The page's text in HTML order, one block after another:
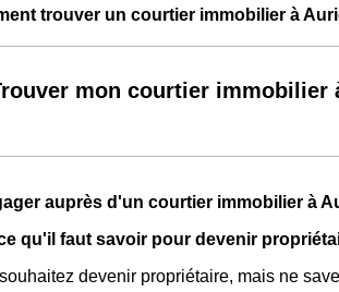
trouver un courtier immobilier à
mon courtier immobilier
auprès d'un courtier immobilier à
qu'il faut savoir pour devenir
devenir propriétaire, mais ne